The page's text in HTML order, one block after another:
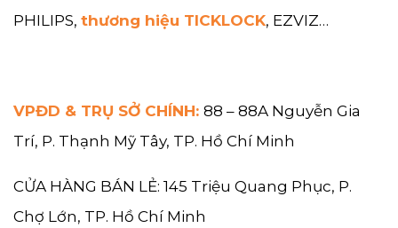
PHILIPS, thương hiệu TICKLOCK, EZVIZ…
VPĐD & TRỤ SỞ CHÍNH: 88 – 88A Nguyễn Gia
Trí, P. Thạnh Mỹ Tây, TP. Hồ Chí Minh
CỬA HÀNG BÁN LẺ: 145 Triệu Quang Phục, P.
Chợ Lớn, TP. Hồ Chí Minh